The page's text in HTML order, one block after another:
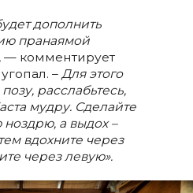
дополнить
пранаямой
— комментирует
– Для этого
расслабьтесь,
мудру. Сделайте
а выдох –
вдохните через
через левую».